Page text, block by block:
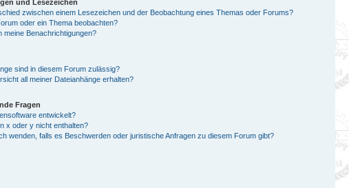
und Lesezeichen
zwischen einem Lesezeichen und der Beobachtung eines Themas oder Forums?
oder ein Thema beobachten?
meine Benachrichtigungen?
sind in diesem Forum zulässig?
all meiner Dateianhänge erhalten?
Fragen
entwickelt?
x oder y nicht enthalten?
wenden, falls es Beschwerden oder juristische Anfragen zu diesem Forum gibt?